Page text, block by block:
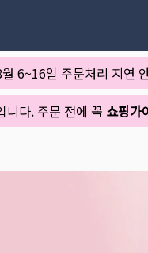
6~16일 주문처리 지연
니다. 주문 전에 꼭 쇼핑가